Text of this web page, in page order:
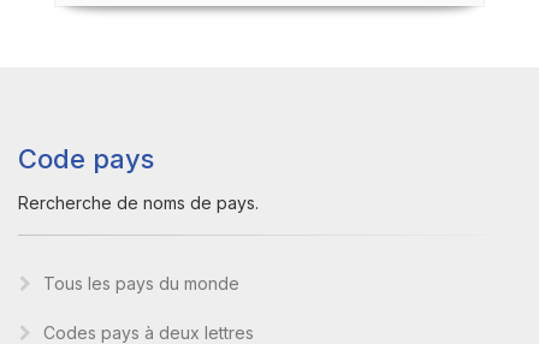
Code pays
Rercherche de noms de pays.
Tous les pays du monde
Codes pays à deux lettres